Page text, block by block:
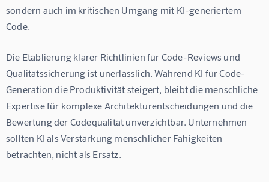
sondern auch im kritischen Umgang mit KI-generiertem
Code.
Die Etablierung klarer Richtlinien für Code-Reviews und
Qualitätssicherung ist unerlässlich. Während KI für Code-
Generation die Produktivität steigert, bleibt die menschliche
Expertise für komplexe Architekturentscheidungen und die
Bewertung der Codequalität unverzichtbar. Unternehmen
sollten KI als Verstärkung menschlicher Fähigkeiten
betrachten, nicht als Ersatz.